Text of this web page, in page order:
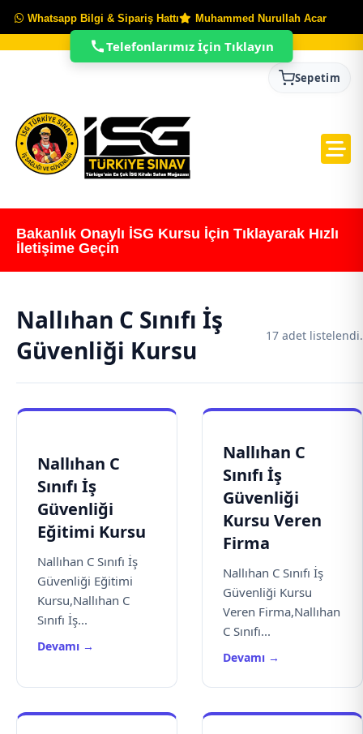
Whatsapp Bilgi & Sipariş Hattı Muhammed Nurullah Acar
Sepetim
Bakanlık Onaylı İSG Kursu İçin Tıklayarak Hızlı
İletişime Geçin
Nallıhan C Sınıfı İş
Güvenliği Kursu
17 adet listelendi.
Nallıhan C
Sınıfı İş
Güvenliği
Eğitimi Kursu
Nallıhan C Sınıfı İş
Güvenliği Eğitimi
Kursu,Nallıhan C
Sınıfı İş...
Devamı →
Nallıhan C
Sınıfı İş
Güvenliği
Kursu Veren
Firma
Nallıhan C Sınıfı İş
Güvenliği Kursu
Veren Firma,Nallıhan
C Sınıfı...
Devamı →
Telefonlarımız İçin Tıklayın